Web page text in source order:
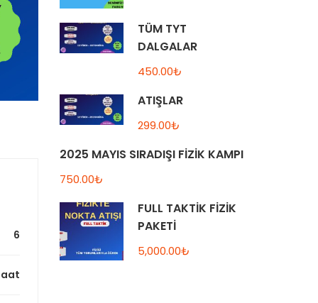
6
TÜM TYT
DALGALAR
450.00₺
ATIŞLAR
299.00₺
2025 MAYIS SIRADIŞI FİZİK KAMPI
750.00₺
FULL TAKTİK FİZİK
PAKETİ
5,000.00₺